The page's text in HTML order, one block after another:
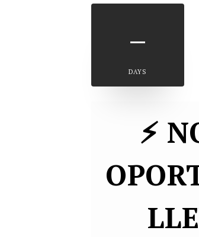
–
DAYS
⚡